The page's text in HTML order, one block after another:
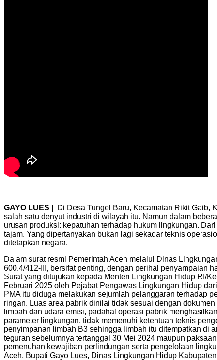
GAYO LUES |
Di Desa Tungel Baru, Kecamatan Rikit Gaib,
salah satu denyut industri di wilayah itu. Namun dalam
urusan produksi: kepatuhan terhadap hukum lingkungan.
tajam. Yang dipertanyakan bukan lagi sekadar teknis
ditetapkan negara.
Dalam surat resmi Pemerintah Aceh melalui Dinas
600.4/412-III, bersifat penting, dengan perihal penyampaian
Surat yang ditujukan kepada Menteri Lingkungan Hidup RI/
Februari 2025 oleh Pejabat Pengawas Lingkungan Hidup
PMA itu diduga melakukan sejumlah pelanggaran terhadap
ringan. Luas area pabrik dinilai tidak sesuai dengan
limbah dan udara emisi, padahal operasi pabrik
parameter lingkungan, tidak memenuhi ketentuan teknis
penyimpanan limbah B3 sehingga limbah itu ditempatkan di
teguran sebelumnya tertanggal 30 Mei 2024 maupun
pemenuhan kewajiban perlindungan serta pengelolaan
Aceh, Bupati Gayo Lues, Dinas Lingkungan Hidup